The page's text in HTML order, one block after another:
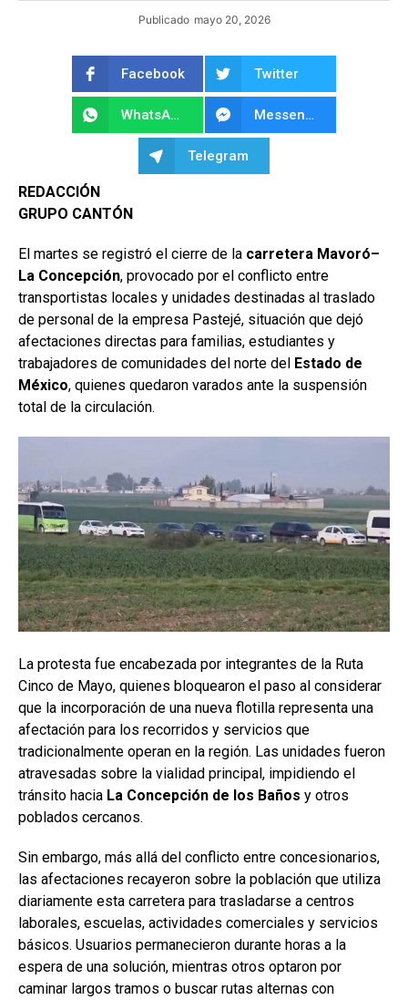
Publicado mayo 20, 2026
Facebook Twitter
WhatsApp Messenger
Telegram
REDACCIÓN
GRUPO CANTÓN
El martes se registró el cierre de la carretera Mavoró–
La Concepción, provocado por el conflicto entre
transportistas locales y unidades destinadas al traslado
de personal de la empresa Pastejé, situación que dejó
afectaciones directas para familias, estudiantes y
trabajadores de comunidades del norte del Estado de
México, quienes quedaron varados ante la suspensión
total de la circulación.
La protesta fue encabezada por integrantes de la Ruta
Cinco de Mayo, quienes bloquearon el paso al considerar
que la incorporación de una nueva flotilla representa una
afectación para los recorridos y servicios que
tradicionalmente operan en la región. Las unidades fueron
atravesadas sobre la vialidad principal, impidiendo el
tránsito hacia La Concepción de los Baños y otros
poblados cercanos.
Sin embargo, más allá del conflicto entre concesionarios,
las afectaciones recayeron sobre la población que utiliza
diariamente esta carretera para trasladarse a centros
laborales, escuelas, actividades comerciales y servicios
básicos. Usuarios permanecieron durante horas a la
espera de una solución, mientras otros optaron por
caminar largos tramos o buscar rutas alternas con